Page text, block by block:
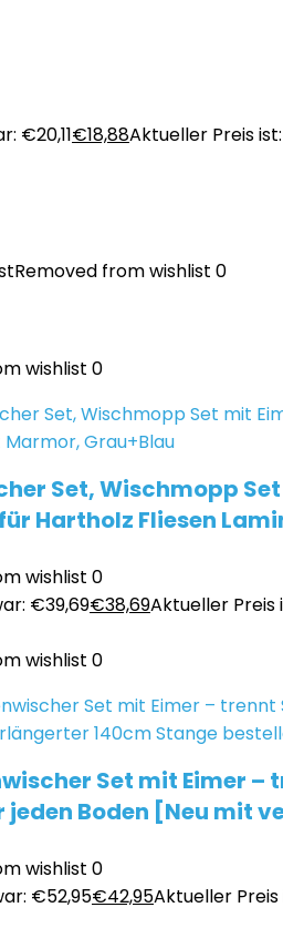
€20,11€18,88Aktueller Preis
Removed from wishlist 0
wishlist 0
Set, Wischmopp
Hartholz Fliesen
wishlist 0
€39,69€38,69Aktueller Preis
wishlist 0
Set mit
Boden [Neu mit
wishlist 0
€52,95€42,95Aktueller Preis